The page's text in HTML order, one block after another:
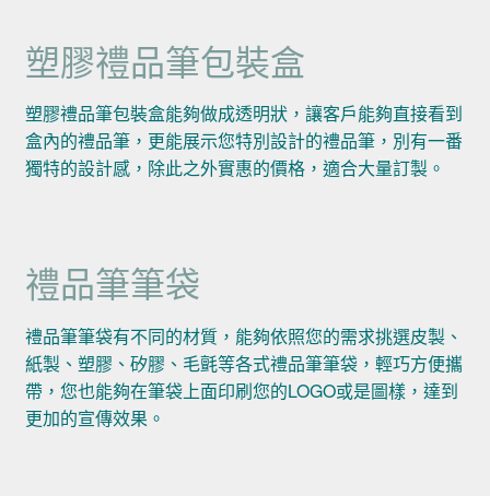
塑膠禮品筆包裝盒
塑膠禮品筆包裝盒能夠做成透明狀，讓客戶能夠直接看到
盒內的禮品筆，更能展示您特別設計的禮品筆，別有一番
獨特的設計感，除此之外實惠的價格，適合大量訂製。
禮品筆筆袋
禮品筆筆袋有不同的材質，能夠依照您的需求挑選皮製、
紙製、塑膠、矽膠、毛氈等各式禮品筆筆袋，輕巧方便攜
帶，您也能夠在筆袋上面印刷您的LOGO或是圖樣，達到
更加的宣傳效果。